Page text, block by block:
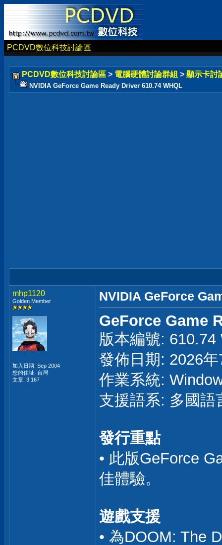
PCDVD數位科技討論區
PCDVD數位科技討論區 > 電腦硬體討論群組 > 顯示卡討
NVIDIA GeForce Game Ready Driver 610.74 WHQL
mhp1120
Golden Member
加入日期: Sep 2004
您的住址: 台灣
文章: 3,167
NVIDIA GeForce
GeForce Game
版本編號: 610.74
發佈日期: 2026
作業系統:
支援語系: 多國語
發行重點
• 此版GeForce
佳體驗。
遊戲支援
• 為DOOM: The